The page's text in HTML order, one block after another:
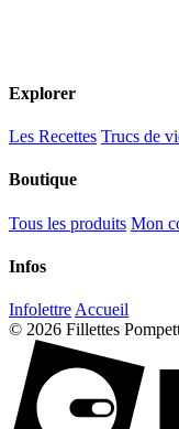
Explorer
Les Recettes Trucs de
Boutique
Tous les produits Mon
Infos
Infolettre Accueil
© 2026 Fillettes